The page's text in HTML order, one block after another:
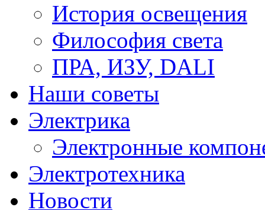
История освещения
Философия света
ПРА, ИЗУ, DALI
Наши советы
Электрика
Электронные
Электротехника
Новости